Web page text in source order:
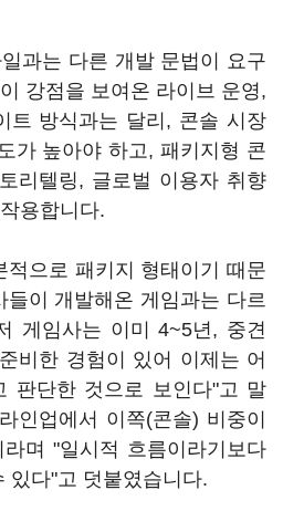
과는 다른 개발 문법이 요구
강점을 보여온 라이브 운영,
트 방식과는 달리, 콘솔 시장
가 높아야 하고, 패키지형 콘
리텔링, 글로벌 이용자 취향
용합니다.
적으로 패키지 형태이기 때문
이 개발해온 게임과는 다르
게임사는 이미 4~5년, 중견
비한 경험이 있어 이제는 어
판단한 것으로 보인다"고 말
인업에서 이쪽(콘솔) 비중이
며 "일시적 흐름이라기보다
있다"고 덧붙였습니다.